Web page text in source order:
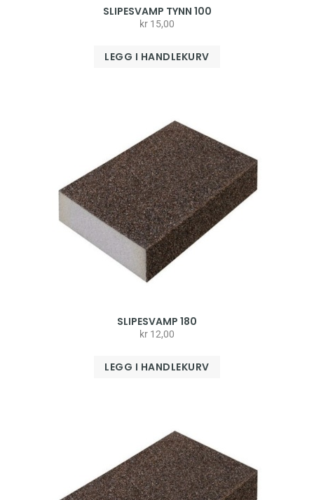
SLIPESVAMP TYNN 100
kr 15,00
LEGG I HANDLEKURV
SLIPESVAMP 180
kr 12,00
LEGG I HANDLEKURV